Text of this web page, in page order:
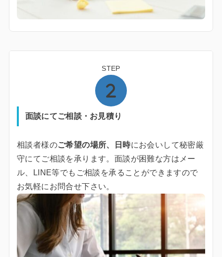
STEP
面談にてご相談・お見積り
相談者様のご希望の場所、日時にお会いして秘密厳
守にてご相談を承ります。面談が困難な方はメー
ル、LINE等でもご相談を承ることができますので
お気軽にお問合せ下さい。